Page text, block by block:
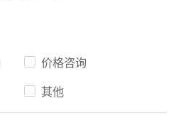
价格咨询
其他